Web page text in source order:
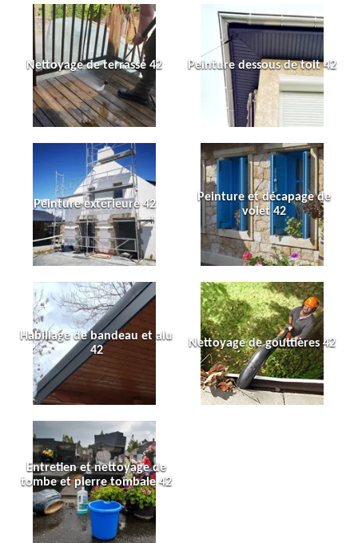
Nettoyage de terrasse 42 Peinture dessous de toit 42
Peinture extérieure 42
Peinture et décapage de
volet 42
Habillage de bandeau et alu
42
Nettoyage de gouttières 42
Entretien et nettoyage de
tombe et pierre tombale 42